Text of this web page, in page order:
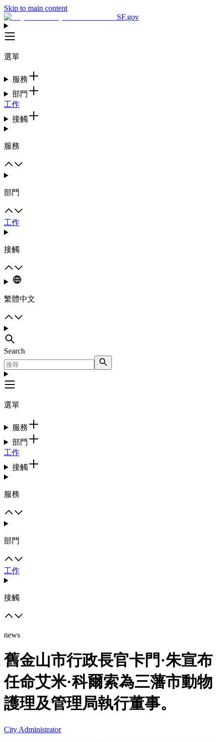
Skip to main content
SF.gov
選單
服務
部門
工作
接觸
服務
部門
工作
接觸
繁體中文
Search
選單
服務
部門
工作
接觸
服務
部門
工作
接觸
news
舊金山市行政長官卡門·朱宣布
任命艾米·科爾索為三藩市動物
護理及管理局執行董事。
City Administrator